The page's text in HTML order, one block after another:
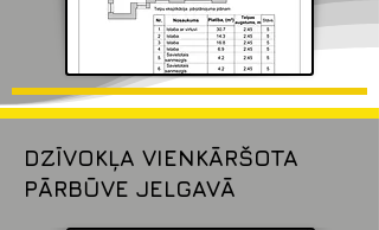
DZĪVOKĻA VIENKĀRŠOTA
PĀRBŪVE JELGAVĀ